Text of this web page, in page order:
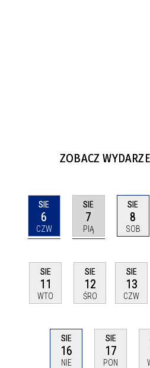
ZOBACZ
SIE
6
CZW
SIE
7
PIĄ
SIE
8
SOB
SIE
11
WTO
SIE
12
ŚRO
SIE
13
CZW
SIE
16
NIE
SIE
17
PON